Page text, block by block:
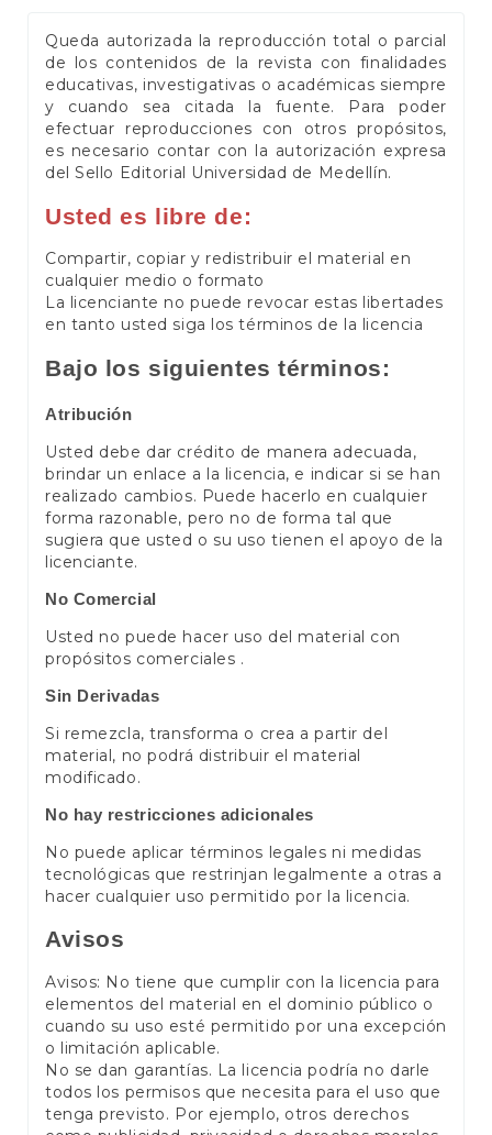
Queda autorizada la reproducción total o parcial
de los contenidos de la revista con finalidades
educativas, investigativas o académicas siempre
y cuando sea citada la fuente. Para poder
efectuar reproducciones con otros propósitos,
es necesario contar con la autorización expresa
del Sello Editorial Universidad de Medellín.
Usted es libre de:
Compartir, copiar y redistribuir el material en
cualquier medio o formato
La licenciante no puede revocar estas libertades
en tanto usted siga los términos de la licencia
Bajo los siguientes términos:
Atribución
Usted debe dar crédito de manera adecuada,
brindar un enlace a la licencia, e indicar si se han
realizado cambios. Puede hacerlo en cualquier
forma razonable, pero no de forma tal que
sugiera que usted o su uso tienen el apoyo de la
licenciante.
No Comercial
Usted no puede hacer uso del material con
propósitos comerciales .
Sin Derivadas
Si remezcla, transforma o crea a partir del
material, no podrá distribuir el material
modificado.
No hay restricciones adicionales
No puede aplicar términos legales ni medidas
tecnológicas que restrinjan legalmente a otras a
hacer cualquier uso permitido por la licencia.
Avisos
Avisos: No tiene que cumplir con la licencia para
elementos del material en el dominio público o
cuando su uso esté permitido por una excepción
o limitación aplicable.
No se dan garantías. La licencia podría no darle
todos los permisos que necesita para el uso que
tenga previsto. Por ejemplo, otros derechos